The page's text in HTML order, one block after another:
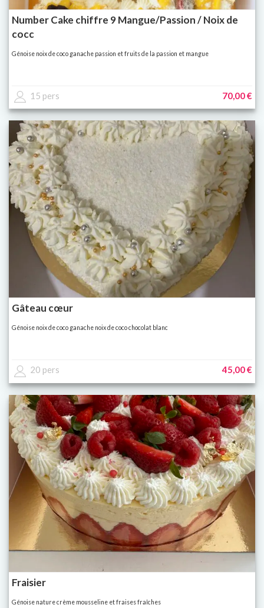
Number Cake chiffre 9 Mangue/Passion / Noix de
cocc
Génoise noix de coco ganache passion et fruits de la passion et mangue
15 pers 70,00 €
Gâteau cœur
Génoise noix de coco ganache noix de coco chocolat blanc
20 pers 45,00 €
Fraisier
Génoise nature crème mousseline et fraises fraîches